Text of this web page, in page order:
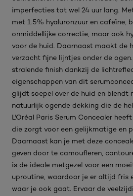
imperfecties tot wel 24 uur lang.
met 1.5% hyaluronzuur en cafeïne,
onmiddellijke correctie, maar ook
voor de huid. Daarnaast maakt de
verzacht fijne lijntjes onder de
stralende finish dankzij de
eigenschappen van dit
glijdt soepel over de huid en blendt
natuurlijk ogende dekking die de
L'Oréal Paris Serum Concealer
die zorgt voor een gelijkmatige en
Daarnaast kan je met deze
geven door te camoufleren,
is de ideale metgezel voor een
uproutine, waardoor je er altijd fris
waar je ook gaat. Ervaar de